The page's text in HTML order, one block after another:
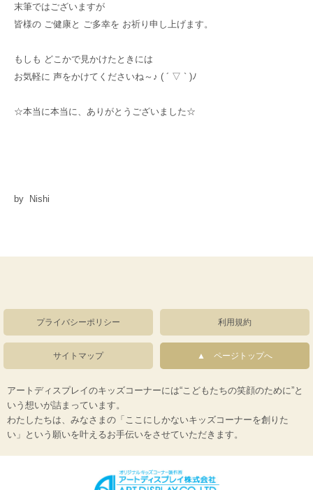
末筆ではございますが
皆様の ご健康と ご多幸を お祈り申し上げます。
もしも どこかで見かけたときには
お気軽に 声をかけてくださいね～♪ ( ´ ▽ ` )ﾉ
☆本当に本当に、ありがとうございました☆
by Nishi
プライバシーポリシー 利用規約
サイトマップ ページトップへ
アートディスプレイのキッズコーナーには“こどもたちの笑顔のために”と
いう想いが詰まっています。
わたしたちは、みなさまの「ここにしかないキッズコーナーを創りた
い」という願いを叶えるお手伝いをさせていただきます。